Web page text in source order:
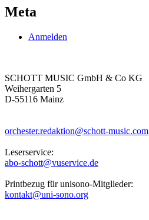
Meta
Anmelden
SCHOTT MUSIC GmbH & Co KG
Weihergarten 5
D-55116 Mainz
orchester.redaktion@schott-music.com
Leserservice:
abo-schott@vuservice.de
Printbezug für unisono-Mitglieder:
kontakt@uni-sono.org